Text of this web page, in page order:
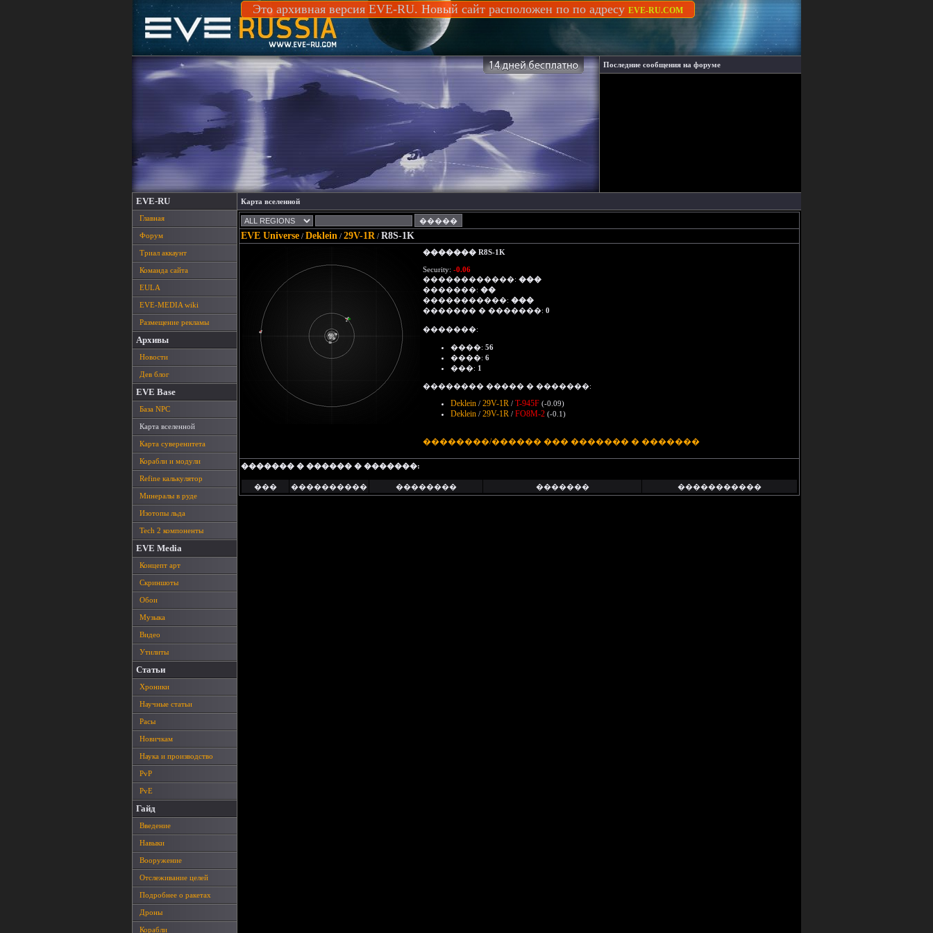
Это архивная версия EVE-RU. Новый сайт расположен по по адресу EVE-RU.COM
Последние сообщения на форуме
EVE-RU
Главная
Форум
Триал аккаунт
Команда сайта
EULA
EVE-MEDIA wiki
Размещение рекламы
Архивы
Новости
Дев блог
EVE Base
База NPC
Карта вселенной
Карта суверенитета
Корабли и модули
Refine калькулятор
Минералы в руде
Изотопы льда
Tech 2 компоненты
EVE Media
Концепт арт
Скриншоты
Обои
Музыка
Видео
Утилиты
Статьи
Хроники
Научные статьи
Расы
Новичкам
Наука и производство
PvP
PvE
Гайд
Введение
Навыки
Вооружение
Отслеживание целей
Подробнее о ракетах
Дроны
Корабли
Карта вселенной
EVE Universe / Deklein / 29V-1R / R8S-1K
������� R8S-1K
Security: -0.06
������������: ���
�������: ��
�����������: ���
������� � �������: 0
�������:
����: 56
����: 6
���: 1
�������� ����� � �������:
Deklein / 29V-1R / T-945F (-0.09)
Deklein / 29V-1R / FO8M-2 (-0.1)
��������/������ ��� ������� � �������
������� � ������ � �������:
��� ���������� �������� ������� �����������